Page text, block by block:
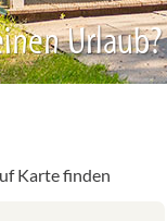
Karte finden